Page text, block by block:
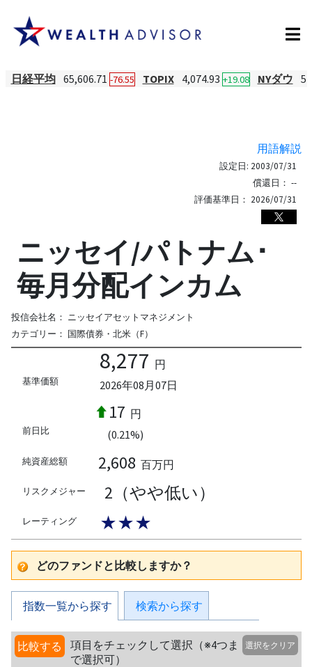
日経平均 65,606.71 -76.55 TOPIX 4,074.93 +19.08 NYダウ
用語解説
設定日: 2003/07/31
償還日： --
評価基準日： 2026/07/31
ニッセイ/パトナム･
毎月分配インカム
投信会社名： ニッセイアセットマネジメント
カテゴリー： 国際債券・北米（F）
基準価額
8,277 円
2026年08月07日
前日比
17 円
(0.21%)
純資産総額 2,608 百万円
リスクメジャー 2（やや低い）
レーティング ★★★
どのファンドと比較しますか？
指数一覧から探す 検索から探す
比較する
項目をチェックして選択（※4つま
で選択可）
選択をクリア